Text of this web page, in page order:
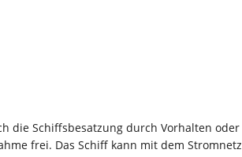
die Schiffsbesatzung durch Vorhalten oder
frei. Das Schiff kann mit dem Stromnetz